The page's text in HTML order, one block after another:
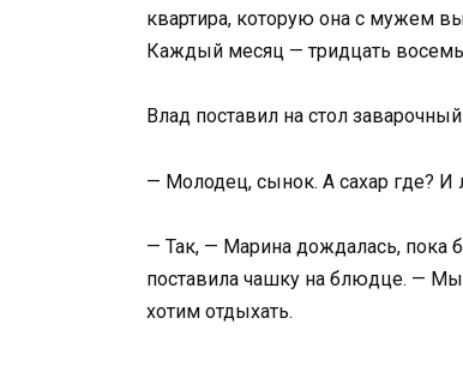
квартира, которую она с мужем
Каждый месяц — тридцать
Влад поставил на стол
— Молодец, сынок. А сахар где?
— Так, — Марина дождалась, пока
поставила чашку на блюдце. —
хотим отдыхать.